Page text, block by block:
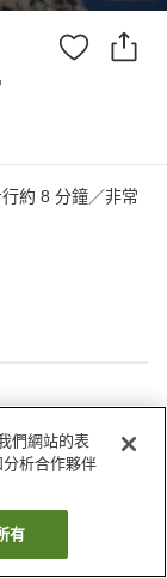
約 8 分鐘／非常
們網站的表
析合作夥伴
有